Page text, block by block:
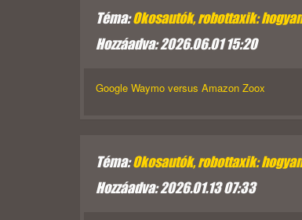
Téma:Okosautók, robottaxik:
Hozzáadva: 2026.06.01 15:20
Google Waymo versus Amazon Zoox
Téma:Okosautók, robottaxik:
Hozzáadva: 2026.01.13 07:33